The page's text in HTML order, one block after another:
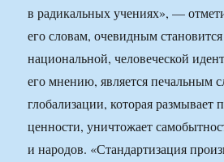
в радикальных учениях», —
его словам, очевидным
национальной, человеческой
его мнению, является печальным
глобализации, которая размывает
ценности, уничтожает
и народов. «Стандартизация